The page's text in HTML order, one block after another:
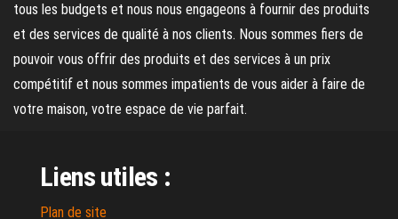
tous les budgets et nous nous engageons à fournir des produits
et des services de qualité à nos clients. Nous sommes fiers de
pouvoir vous offrir des produits et des services à un prix
compétitif et nous sommes impatients de vous aider à faire de
votre maison, votre espace de vie parfait.
Liens utiles :
Plan de site